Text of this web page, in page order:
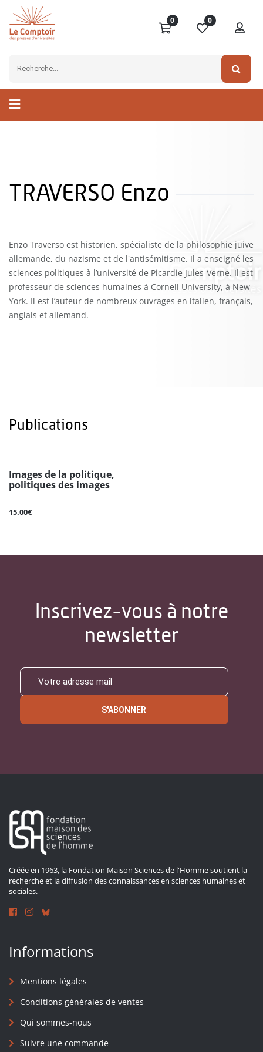
0 0
TRAVERSO Enzo
Enzo Traverso est historien, spécialiste de la philosophie juive
allemande, du nazisme et de l'antisémitisme. Il a enseigné les
sciences politiques à l’université de Picardie Jules-Verne. Il est
professeur de sciences humaines à Cornell University, à New
York. Il est l’auteur de nombreux ouvrages en italien, français,
anglais et allemand.
Publications
Images de la politique,
politiques des images
15.00€
Inscrivez-vous à notre
newsletter
S'ABONNER
Créée en 1963, la Fondation Maison Sciences de l'Homme soutient la
recherche et la diffusion des connaissances en sciences humaines et
sociales.
Informations
Mentions légales
Conditions générales de ventes
Qui sommes-nous
Suivre une commande